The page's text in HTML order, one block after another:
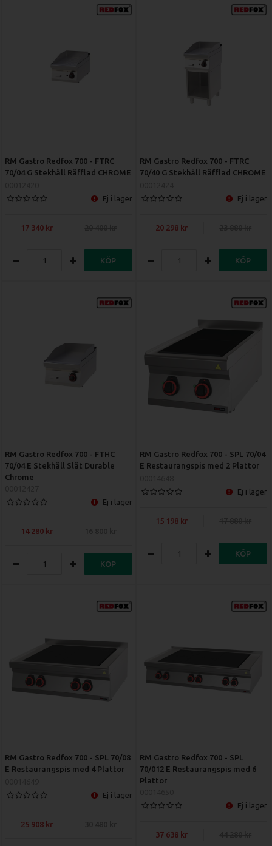
RM Gastro Redfox 700 - FTRC
70/04 G Stekhäll Räfflad CHROME
Ej i lager
17 340
KÖP
RM Gastro Redfox 700 - FTRC
70/40 G Stekhäll Räfflad CHROME
Ej i lager
20 298
KÖP
RM Gastro Redfox 700 - FTHC
70/04 E Stekhäll Slät Durable
Chrome
Ej i lager
14 280
KÖP
RM Gastro Redfox 700 - SPL 70/04
E Restaurangspis med 2 Plattor
Ej i lager
15 198
KÖP
RM Gastro Redfox 700 - SPL 70/08
E Restaurangspis med 4 Plattor
Ej i lager
25 908
RM Gastro Redfox 700 - SPL
70/012 E Restaurangspis med 6
Plattor
Ej i lager
37 638